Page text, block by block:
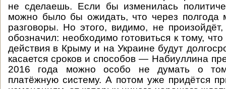
не сделаешь. Если бы изменилась
можно было бы ожидать, что через
разговоры. Но этого, видимо, не
обозначил: необходимо готовиться к тому,
действия в Крыму и на Украине будут
касается сроков и способов — Набиуллина
2016 года можно особо не думать о
платёжную систему. А потом уже придётся